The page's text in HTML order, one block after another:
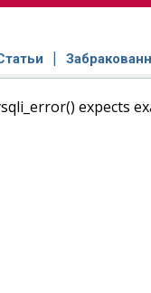
expects